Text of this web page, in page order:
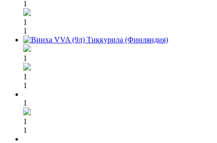
1
1
1
1
1
1
1
1
1